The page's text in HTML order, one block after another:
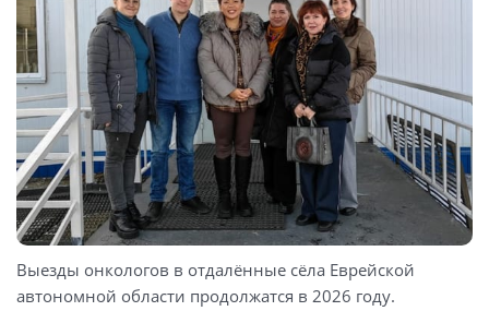
Выезды онкологов в отдалённые сёла Еврейской
автономной области продолжатся в 2026 году.